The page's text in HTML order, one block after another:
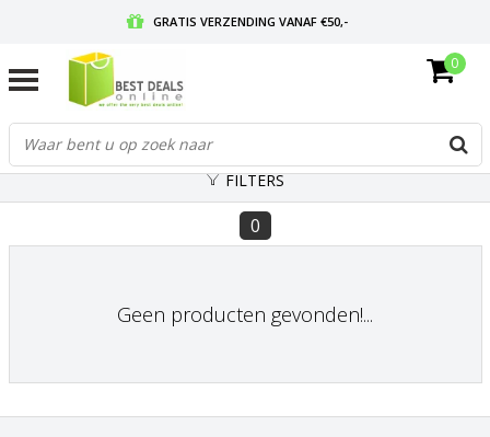
GRATIS VERZENDING VANAF €50,-
GRATIS RETOURNEREN EN 30 DAGEN BEDENKTIJD
0
FILTERS
0
Geen producten gevonden!...